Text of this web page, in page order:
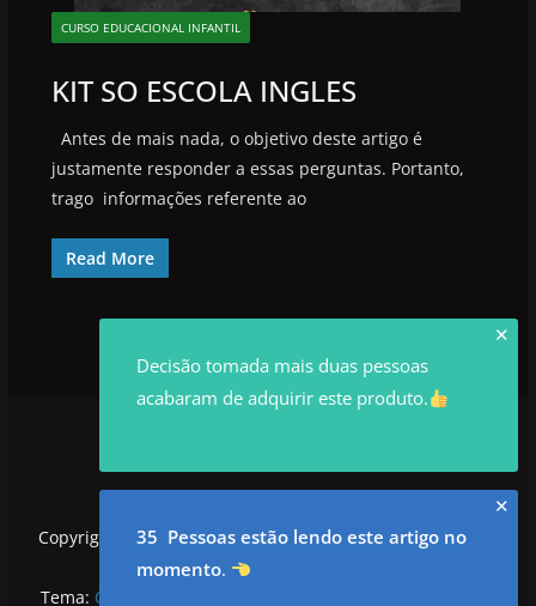
CURSO EDUCACIONAL INFANTIL
KIT SO ESCOLA INGLES
Antes de mais nada, o objetivo deste artigo é
justamente responder a essas perguntas. Portanto,
trago informações referente ao
Read More
Copyright © 2026utilidadesrowan.com. Todos os direitos
reservados.
Tema: ColorMag
✕
Decisão tomada mais duas pessoas
acabaram de adquirir este produto.
✕
35 Pessoas estão lendo este artigo no
momento.